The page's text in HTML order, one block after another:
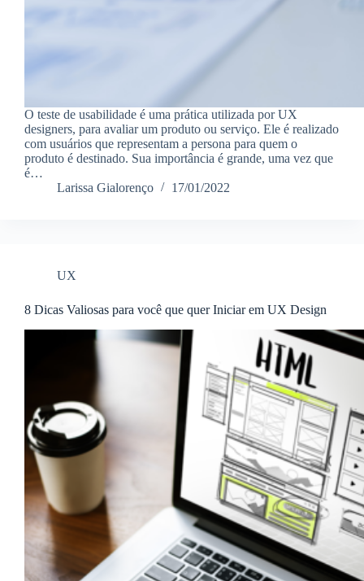
O teste de usabilidade é uma prática utilizada por UX
designers, para avaliar um produto ou serviço. Ele é realizado
com usuários que representam a persona para quem o
produto é destinado. Sua importância é grande, uma vez que
é…
Larissa Gialorenço
17/01/2022
UX
8 Dicas Valiosas para você que quer Iniciar em UX Design